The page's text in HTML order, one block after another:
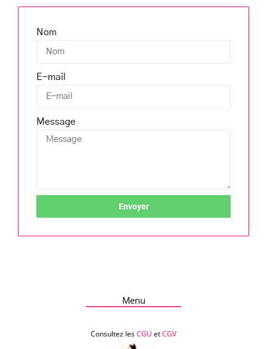
Nom
E-mail
Message
Envoyer
Menu
Consultez lesCGU etCGV